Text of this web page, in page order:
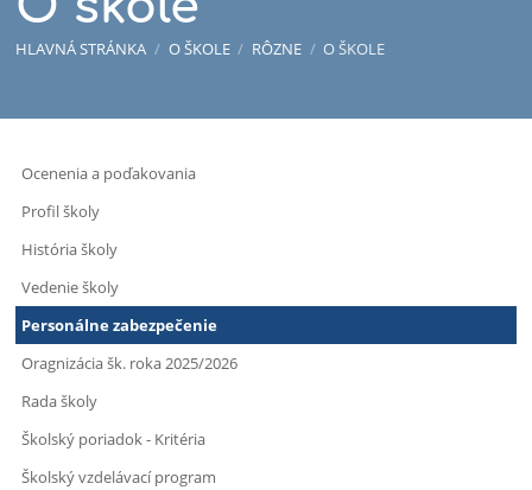
HLAVNÁ STRÁNKA / O ŠKOLE / RÔZNE / O ŠKOLE
O
škole
Ocenenia a poďakovania
Profil školy
História školy
Vedenie školy
Personálne zabezpečenie
Oragnizácia šk. roka 2025/2026
Rada školy
Školský poriadok - Kritéria
Školský vzdelávací program